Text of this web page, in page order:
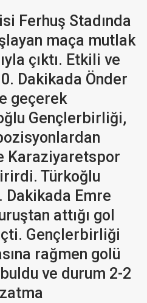
Ferhuş Stadında
maça mutlak
çıktı. Etkili ve
Dakikada Önder
geçerek
Gençlerbirliği,
Karaziyaretspor
Türkoğlu
Emre
attığı gol
Gençlerbirliği
rağmen golü
ve durum 2-2